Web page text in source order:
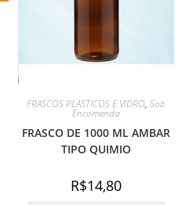
FRASCOS PLASTICOS E VIDRO,Sob
Encomenda
FRASCO DE 1000 ML AMBAR
TIPO QUIMIO
R$14,80